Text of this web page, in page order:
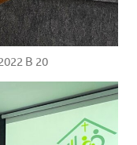
B 20